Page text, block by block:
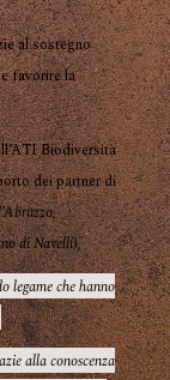
al sostegno
favorire la
Biodiversità
dei partner di
,
di Navelli),
legame che hanno
alla conoscenza